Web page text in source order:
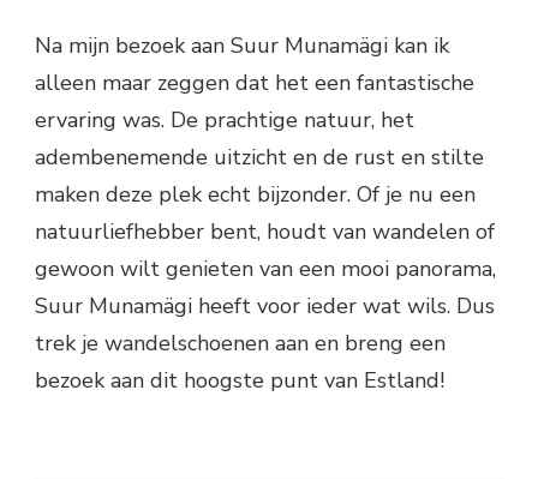
Na mijn bezoek aan Suur Munamägi kan ik
alleen maar zeggen dat het een fantastische
ervaring was. De prachtige natuur, het
adembenemende uitzicht en de rust en stilte
maken deze plek echt bijzonder. Of je nu een
natuurliefhebber bent, houdt van wandelen of
gewoon wilt genieten van een mooi panorama,
Suur Munamägi heeft voor ieder wat wils. Dus
trek je wandelschoenen aan en breng een
bezoek aan dit hoogste punt van Estland!